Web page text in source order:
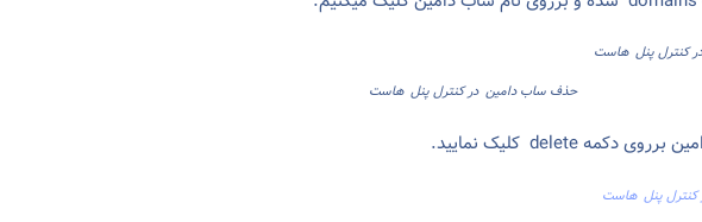
حذف ساب دامین در کنترل پنل هاست